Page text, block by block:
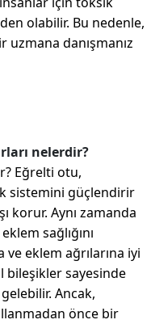
olabilir. Bu nedenle,
danışmanız
nelerdir?
Eğrelti otu,
sistemini güçlendirir
korur. Aynı zamanda
sağlığını
eklem ağrılarına iyi
bileşikler sayesinde
Ancak,
önce bir